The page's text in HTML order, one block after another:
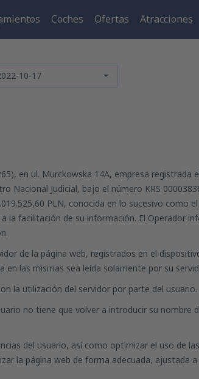
Coches Ofertas Atracciones
10-17
en ul. Murckowska 14A, empresa registrada
Nacional Judicial, bajo el número KRS
PLN, conocida en lo sucesivo como
la facilitación de su información. El Operador
de la página web, registrados en el
las mismas sea leída solamente por su
la utilización del servidor por parte del
no tiene que volver a introducir su nombre
del usuario, así como optimizar el uso de
la página web de forma adecuada, ajustada